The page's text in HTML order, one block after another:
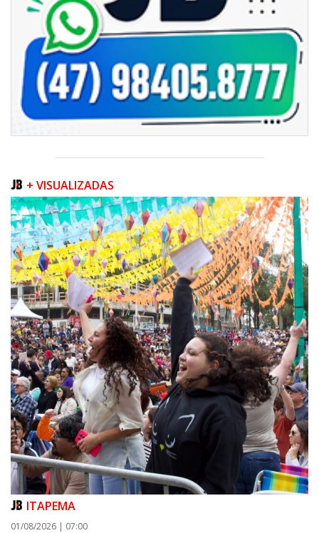
06/08/2026 | 07:00
Camboriú inicia obra que ampliará conexão entre vias e reforçará
mobilidade urbana
PORTO BELO
+ VISUALIZADAS
ITAPEMA
01/08/2026 | 07:00